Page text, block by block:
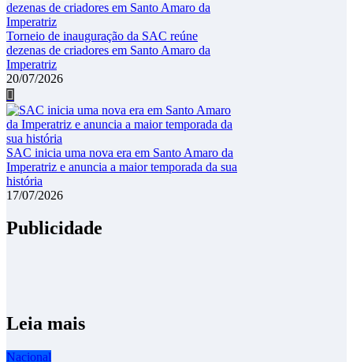
Torneio de inauguração da SAC reúne
dezenas de criadores em Santo Amaro da
Imperatriz
20/07/2026
SAC inicia uma nova era em Santo Amaro da
Imperatriz e anuncia a maior temporada da sua
história
17/07/2026
Publicidade
Leia mais
Nacional